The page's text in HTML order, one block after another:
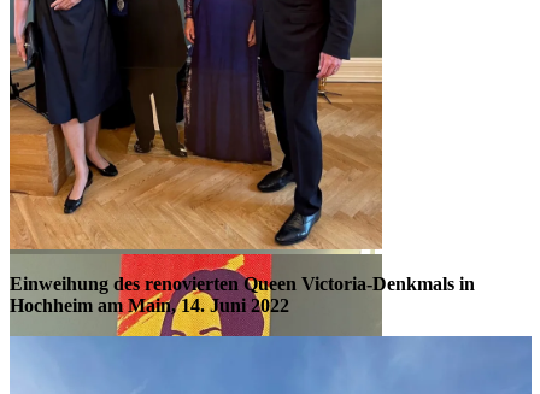
Uwe Becker, Staatssekretär für
Europaangelegenheiten, Jill Gillard, Brit.
Botschafterin u. Dr. Andreas Fabritius-brit.
Honorarkonsul- Foto – Jürgen Mai
Uwe Becker, Staatssekretär für
Einweihung des renovierten Queen Victoria-Denkmals in
Hochheim am Main, 14. Juni 2022